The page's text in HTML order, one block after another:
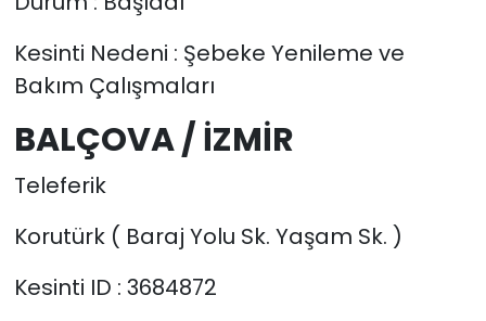
Kesinti Nedeni : Şebeke Yenileme ve
Bakım Çalışmaları
BALÇOVA / İZMİR
Teleferik
Korutürk ( Baraj Yolu Sk. Yaşam Sk. )
Kesinti ID : 3684872